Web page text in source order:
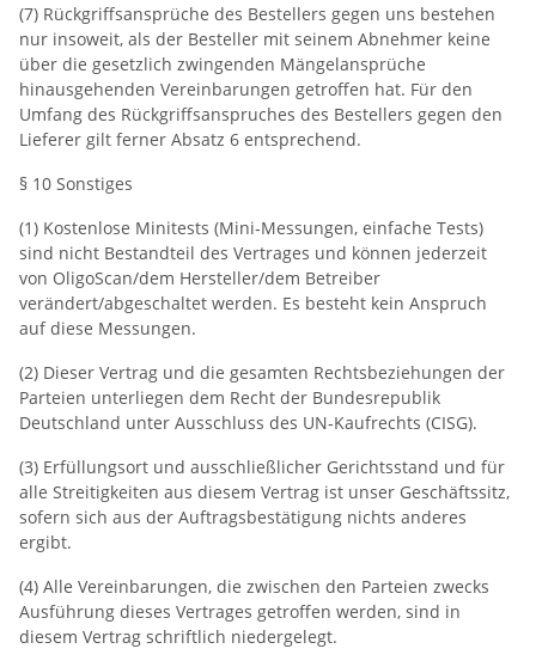
(7) Rückgriffsansprüche des Bestellers gegen uns bestehen
nur insoweit, als der Besteller mit seinem Abnehmer keine
über die gesetzlich zwingenden Mängelansprüche
hinausgehenden Vereinbarungen getroffen hat. Für den
Umfang des Rückgriffsanspruches des Bestellers gegen den
Lieferer gilt ferner Absatz 6 entsprechend.
§ 10 Sonstiges
(1) Kostenlose Minitests (Mini‐Messungen, einfache Tests)
sind nicht Bestandteil des Vertrages und können jederzeit
von OligoScan/dem Hersteller/dem Betreiber
verändert/abgeschaltet werden. Es besteht kein Anspruch
auf diese Messungen.
(2) Dieser Vertrag und die gesamten Rechtsbeziehungen der
Parteien unterliegen dem Recht der Bundesrepublik
Deutschland unter Ausschluss des UN‐Kaufrechts (CISG).
(3) Erfüllungsort und ausschließlicher Gerichtsstand und für
alle Streitigkeiten aus diesem Vertrag ist unser Geschäftssitz,
sofern sich aus der Auftragsbestätigung nichts anderes
ergibt.
(4) Alle Vereinbarungen, die zwischen den Parteien zwecks
Ausführung dieses Vertrages getroffen werden, sind in
diesem Vertrag schriftlich niedergelegt.